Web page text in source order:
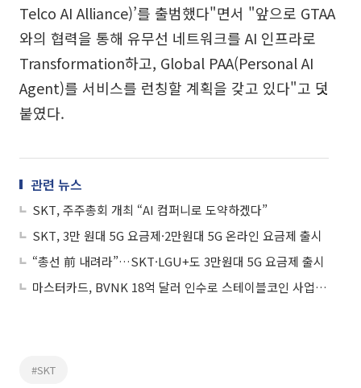
Telco AI Alliance)’를 출범했다"면서 "앞으로 GTAA
와의 협력을 통해 유무선 네트워크를 AI 인프라로
Transformation하고, Global PAA(Personal AI
Agent)를 서비스를 런칭할 계획을 갖고 있다"고 덧
붙였다.
관련 뉴스
SKT, 주주총회 개최 “AI 컴퍼니로 도약하겠다”
SKT, 3만 원대 5G 요금제·2만원대 5G 온라인 요금제 출시
“총선 前 내려라”…SKT·LGU+도 3만원대 5G 요금제 출시
마스터카드, BVNK 18억 달러 인수로 스테이블코인 사업 본격 확장
#SKT